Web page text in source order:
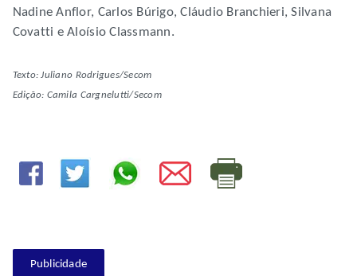
Nadine Anflor, Carlos Búrigo, Cláudio Branchieri, Silvana
Covatti e Aloísio Classmann.
Texto: Juliano Rodrigues/Secom
Edição: Camila Cargnelutti/Secom
Publicidade